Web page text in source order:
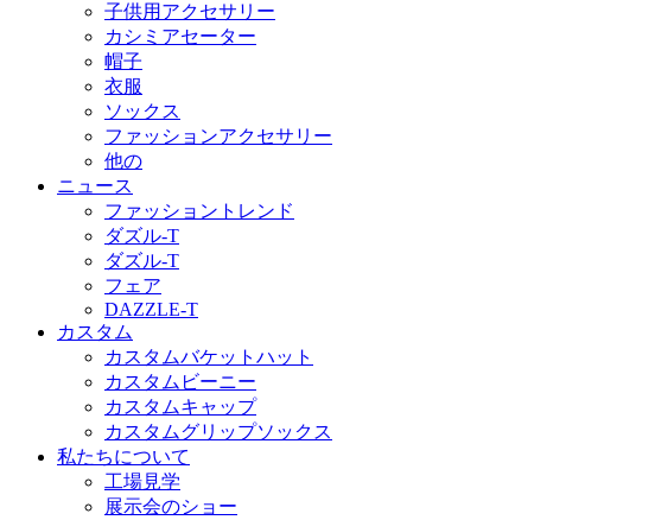
子供用アクセサリー
カシミアセーター
帽子
衣服
ソックス
ファッションアクセサリー
他の
ニュース
ファッショントレンド
ダズル-T
ダズル-T
フェア
DAZZLE-T
カスタム
カスタムバケットハット
カスタムビーニー
カスタムキャップ
カスタムグリップソックス
私たちについて
工場見学
展示会のショー